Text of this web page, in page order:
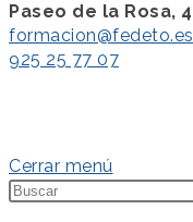
Paseo de la Rosa, 4
formacion@fedeto.es
925 25 77 07
Cerrar menú